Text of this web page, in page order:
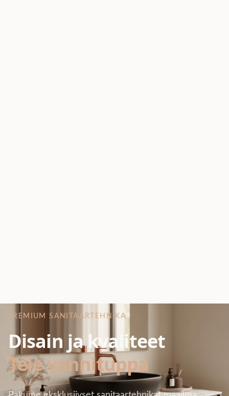
PREMIUM SANITAARTEHNIKA
Disain ja kvaliteet
Teie vannituppa